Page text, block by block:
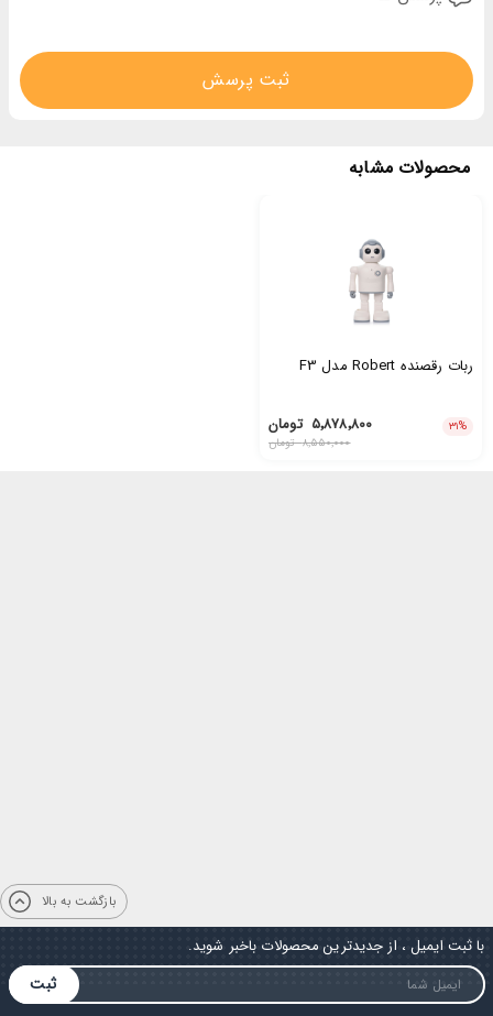
ثبت پرسش
محصولات مشابه
ربات رقصنده Robert مدل F3
۳۱% ۵٬۸۷۸٬۸۰۰ تومان
۸٬۵۵۰٬۰۰۰تومان
بازگشت به بالا
با ثبت ایمیل ، از جدیدترین محصولات باخبر شوید.
ثبت